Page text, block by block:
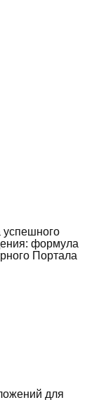
успешного
формула
Портала
для